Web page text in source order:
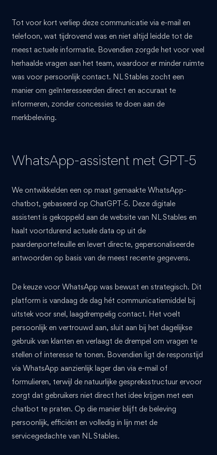
Tot voor kort verliep deze communicatie via e-mail en
telefoon, wat tijdrovend was en niet altijd leidde tot de
meest actuele informatie. Bovendien zorgde het voor veel
herhaalde vragen aan het team, waardoor er minder ruimte
was voor persoonlijk contact. NL Stables zocht een
manier om geïnteresseerden direct en accuraat te
informeren, zonder concessies te doen aan de
merkbeleving.
WhatsApp-assistent met GPT-5
We ontwikkelden een op maat gemaakte WhatsApp-
chatbot, gebaseerd op ChatGPT-5. Deze digitale
assistent is gekoppeld aan de website van NL Stables en
haalt voortdurend actuele data op uit de
paardenportefeuille en levert directe, gepersonaliseerde
antwoorden op basis van de meest recente gegevens.
De keuze voor WhatsApp was bewust en strategisch. Dit
platform is vandaag de dag hét communicatiemiddel bij
uitstek voor snel, laagdrempelig contact. Het voelt
persoonlijk en vertrouwd aan, sluit aan bij het dagelijkse
gebruik van klanten en verlaagt de drempel om vragen te
stellen of interesse te tonen. Bovendien ligt de responstijd
via WhatsApp aanzienlijk lager dan via e-mail of
formulieren, terwijl de natuurlijke gespreksstructuur ervoor
zorgt dat gebruikers niet direct het idee krijgen met een
chatbot te praten. Op die manier blijft de beleving
persoonlijk, efficiënt en volledig in lijn met de
servicegedachte van NL Stables.